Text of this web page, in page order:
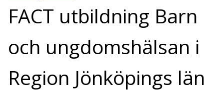
FACT utbildning Barn
och ungdomshälsan i
Region Jönköpings län